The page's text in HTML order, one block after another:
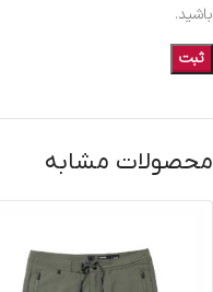
باشید.
محصولات مشابه